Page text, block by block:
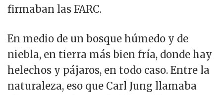
firmaban las FARC.
En medio de un bosque húmedo y de
niebla, en tierra más bien fría, donde hay
helechos y pájaros, en todo caso. Entre la
naturaleza, eso que Carl Jung llamaba